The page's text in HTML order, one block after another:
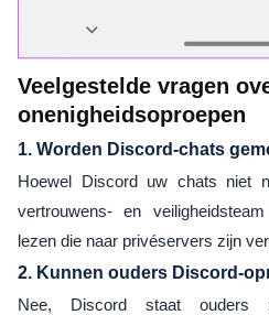
Veelgestelde vragen
onenigheidsoproepen
1. Worden Discord-chats
Hoewel Discord uw chats niet
vertrouwens- en
lezen die naar privéservers zijn
2. Kunnen ouders Discord-
Nee, Discord staat